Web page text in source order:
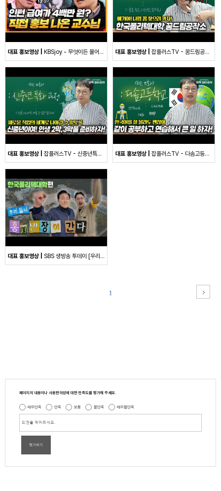
대표 홍보영상 KBSjoy - 무엇이든 물어보살 [강릉 산업잠수과] 대표 홍보영상 잡플러스TV - 꿈드림공작소
대표 홍보영상 잡플러스TV - 신중년특화과정 대표 홍보영상 잡플러스TV - 다솜고등학교
대표 홍보영상 SBS 생방송 투데이 [우리동네 홍보반장 in 한국폴리텍대학]
1
페이지의 내용이나 사용편의성에 대한 만족도를 평가해 주세요.
매우만족 만족 보통 불만족 매우불만족
평가하기